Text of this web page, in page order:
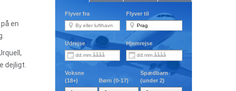
en
dejligt.